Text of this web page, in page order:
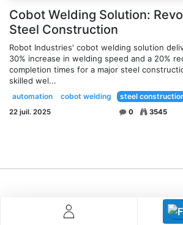
Cobot Welding Solution:
Steel Construction
Robot Industries' cobot welding solution
30% increase in welding speed and a 20%
completion times for a major steel
skilled wel...
automation cobot welding steel
22 juil. 2025 0 3545
Descoperă RiA
Platformă integrată pentru
Monitorizare în timp real și analiză date
soluție